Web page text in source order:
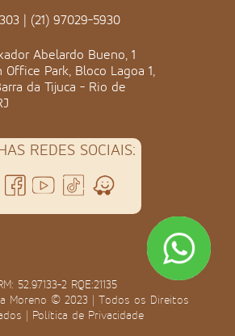
| (21) 97029-5930
Abelardo Bueno, 1
Office Park, Bloco Lagoa 1,
da Tijuca - Rio de
REDES SOCIAIS:
52.97133-2 RQE:21135
Moreno © 2023 | Todos os Direitos
| Política de Privacidade